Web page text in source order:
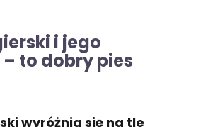
i jego
to dobry pies
wyróżnia się na tle